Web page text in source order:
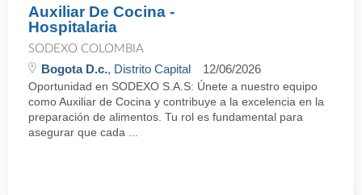
Auxiliar De Cocina -
Hospitalaria
SODEXO COLOMBIA
Bogota D.c., Distrito Capital 12/06/2026
Oportunidad en SODEXO S.A.S: Únete a nuestro equipo
como Auxiliar de Cocina y contribuye a la excelencia en la
preparación de alimentos. Tu rol es fundamental para
asegurar que cada ...